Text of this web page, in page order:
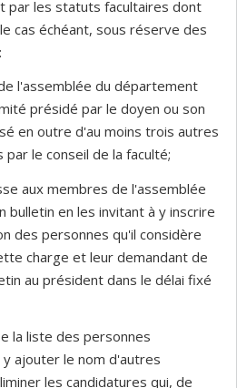
par les statuts facultaires dont
cas échéant, sous réserve des
l'assemblée du département
présidé par le doyen ou son
en outre d'au moins trois autres
le conseil de la faculté;
aux membres de l'assemblée
bulletin en les invitant à y inscrire
des personnes qu'il considère
charge et leur demandant de
au président dans le délai fixé
la liste des personnes
ajouter le nom d'autres
les candidatures qui, de